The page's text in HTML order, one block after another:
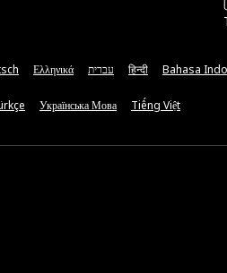
Ελληνικά עברית हिन्दी Bahasa
Українська Мова Tiếng Việt